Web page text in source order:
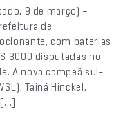
9 de março) –
de
com baterias
3000 disputadas no
A nova campeã sul-
Tainá Hinckel,
[…]